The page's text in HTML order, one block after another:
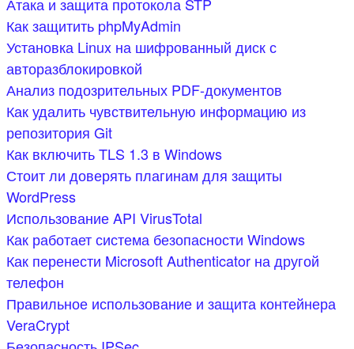
Как защитить phpMyAdmin
Установка Linux на шифрованный диск с
авторазблокировкой
Анализ подозрительных PDF-документов
Как удалить чувствительную информацию из
репозитория Git
Как включить TLS 1.3 в Windows
Стоит ли доверять плагинам для защиты
WordPress
Использование API VirusTotal
Как работает система безопасности Windows
Как перенести Microsoft Authenticator на другой
телефон
Правильное использование и защита контейнера
VeraCrypt